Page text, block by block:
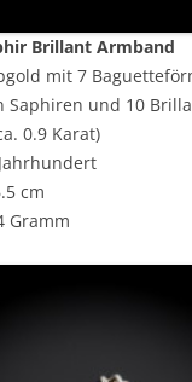
Brillant Armband
mit 7
Saphiren und 10
0.9 Karat)
cm
Gramm